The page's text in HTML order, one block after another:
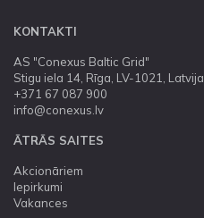
KONTAKTI
AS "Conexus Baltic Grid"
Stigu iela 14, Rīga, LV-1021, Latvija
+371 67 087 900
info@conexus.lv
ĀTRĀS SAITES
Akcionāriem
Iepirkumi
Vakances